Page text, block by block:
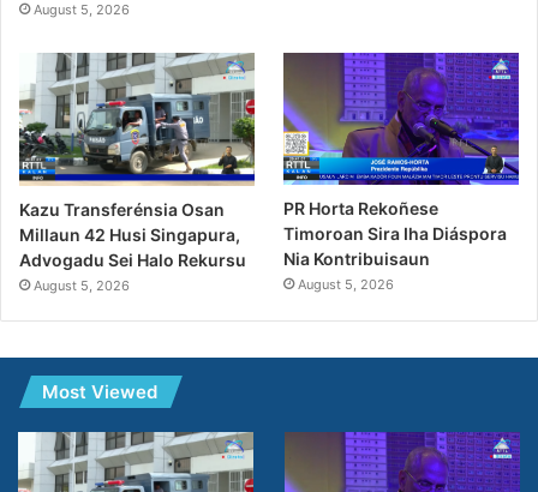
August 5, 2026
Kazu Transferénsia Osan
Millaun 42 Husi Singapura,
Advogadu Sei Halo Rekursu
August 5, 2026
PR Horta Rekoñese
Timoroan Sira Iha Diáspora
Nia Kontribuisaun
August 5, 2026
Most Viewed